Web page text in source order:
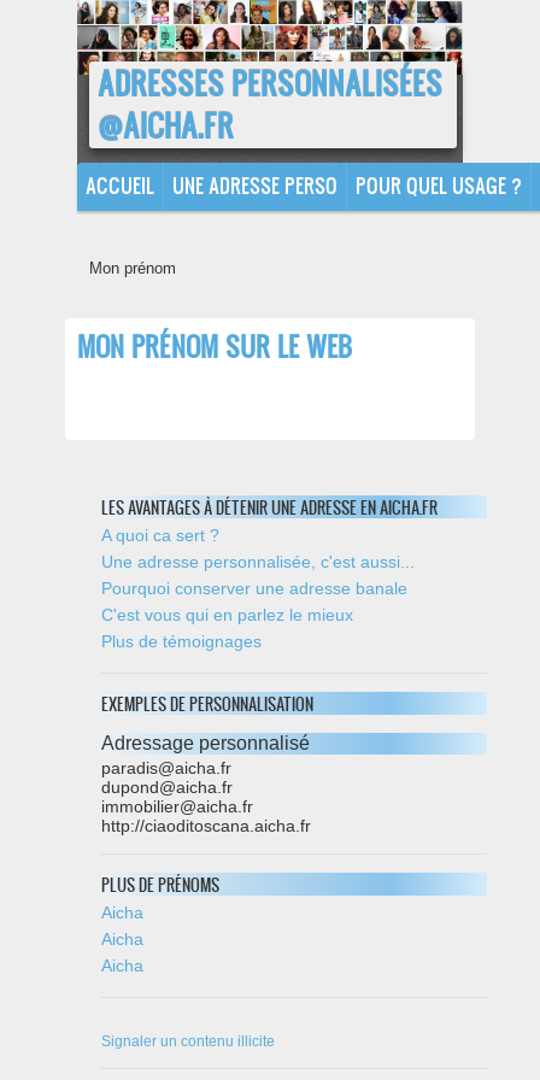
ADRESSES PERSONNALISÉES
@AICHA.FR
ACCUEIL UNE ADRESSE PERSO POUR QUEL USAGE ?
Mon prénom
MON PRÉNOM SUR LE WEB
LES AVANTAGES À DÉTENIR UNE ADRESSE EN AICHA.FR
A quoi ca sert ?
Une adresse personnalisée, c'est aussi...
Pourquoi conserver une adresse banale
C'est vous qui en parlez le mieux
Plus de témoignages
EXEMPLES DE PERSONNALISATION
Adressage personnalisé
paradis@aicha.fr
dupond@aicha.fr
immobilier@aicha.fr
http://ciaoditoscana.aicha.fr
PLUS DE PRÉNOMS
Aicha
Aicha
Aicha
Signaler un contenu illicite